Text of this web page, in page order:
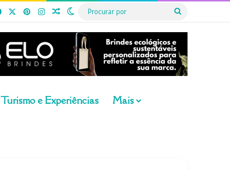
FacebookPinterestInstagram
Artigo aleatório
Switch skin
Procurar
Turismo e Experiências Mais